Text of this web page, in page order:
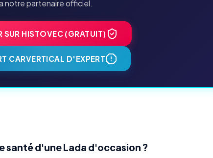
notre partenaire officiel.
SUR HISTOVEC (GRATUIT)
CARVERTICAL D'EXPERT
santé d'une Lada d'occasion ?